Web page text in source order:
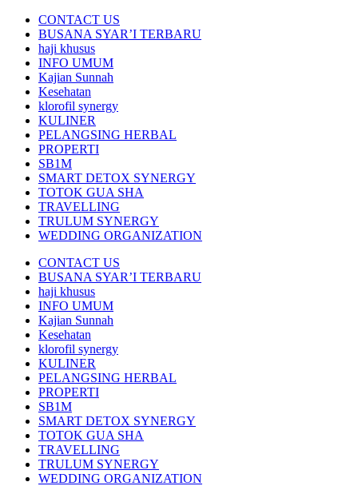
CONTACT US
BUSANA SYAR’I TERBARU
haji khusus
INFO UMUM
Kajian Sunnah
Kesehatan
klorofil synergy
KULINER
PELANGSING HERBAL
PROPERTI
SB1M
SMART DETOX SYNERGY
TOTOK GUA SHA
TRAVELLING
TRULUM SYNERGY
WEDDING ORGANIZATION
CONTACT US
BUSANA SYAR’I TERBARU
haji khusus
INFO UMUM
Kajian Sunnah
Kesehatan
klorofil synergy
KULINER
PELANGSING HERBAL
PROPERTI
SB1M
SMART DETOX SYNERGY
TOTOK GUA SHA
TRAVELLING
TRULUM SYNERGY
WEDDING ORGANIZATION